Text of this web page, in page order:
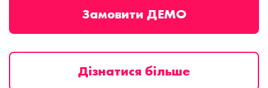
Замовити ДЕМО
Дізнатися більше